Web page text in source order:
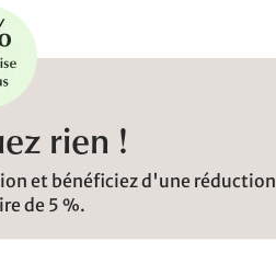
rien !
et bénéficiez d'une réduction
de 5 %.